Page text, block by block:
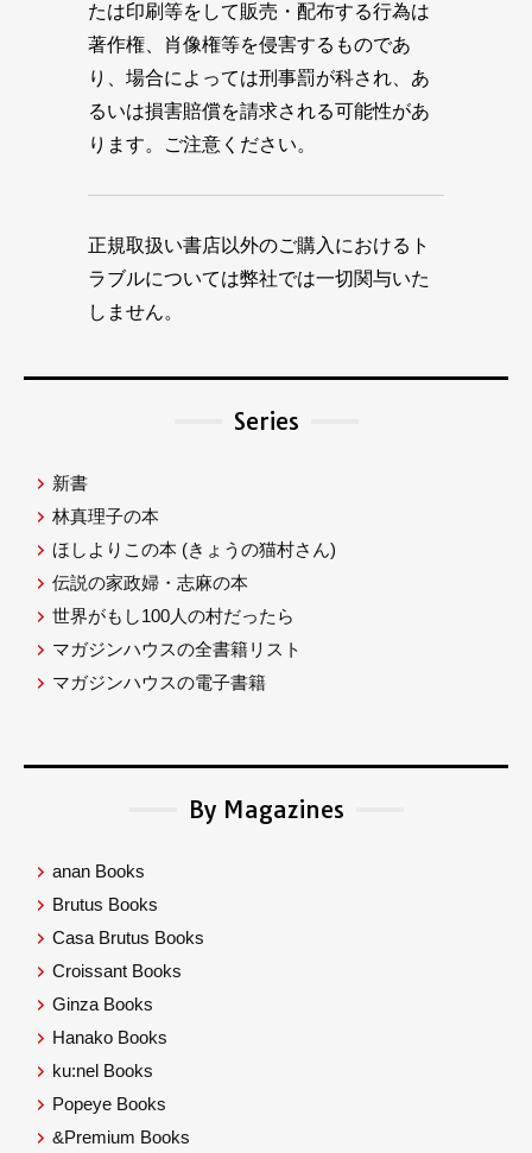
たは印刷等をして販売・配布する行為は
著作権、肖像権等を侵害するものであ
り、場合によっては刑事罰が科され、あ
るいは損害賠償を請求される可能性があ
ります。ご注意ください。
正規取扱い書店以外のご購入におけるト
ラブルについては弊社では一切関与いた
しません。
Series
新書
林真理子の本
ほしよりこの本 (きょうの猫村さん)
伝説の家政婦・志麻の本
世界がもし100人の村だったら
マガジンハウスの全書籍リスト
マガジンハウスの電子書籍
By Magazines
anan Books
Brutus Books
Casa Brutus Books
Croissant Books
Ginza Books
Hanako Books
ku:nel Books
Popeye Books
&Premium Books